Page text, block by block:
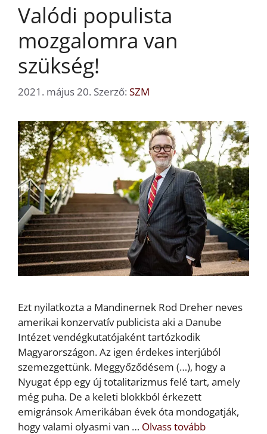
Valódi populista
mozgalomra van
szükség!
2021. május 20. Szerző: SZM
Ezt nyilatkozta a Mandinernek Rod Dreher neves
amerikai konzervatív publicista aki a Danube
Intézet vendégkutatójaként tartózkodik
Magyarországon. Az igen érdekes interjúból
szemezgettünk. Meggyőződésem (…), hogy a
Nyugat épp egy új totalitarizmus felé tart, amely
még puha. De a keleti blokkból érkezett
emigránsok Amerikában évek óta mondogatják,
hogy valami olyasmi van … Olvass tovább